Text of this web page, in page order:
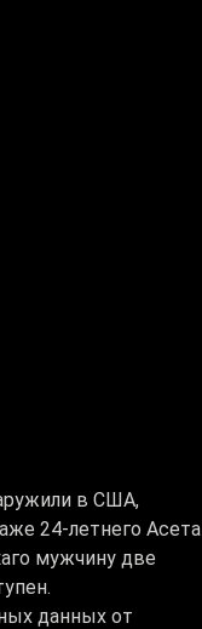
в США,
24-летнего Асета
мужчину две
данных от